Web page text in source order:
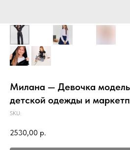
Милана — Девочка
детской одежды и
SKU:
2530,00 р.